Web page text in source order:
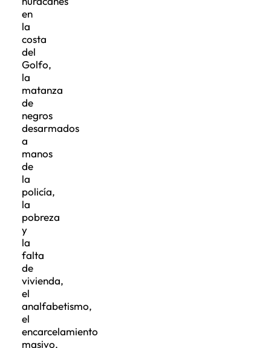
en
la
costa
del
Golfo,
la
matanza
de
negros
desarmados
a
manos
de
la
policía,
la
pobreza
y
la
falta
de
vivienda,
el
analfabetismo,
el
encarcelamiento
masivo,